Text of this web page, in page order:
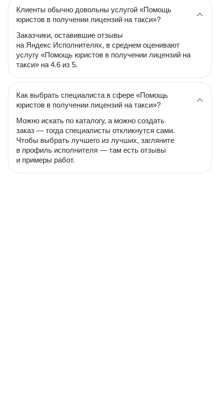
Клиенты обычно довольны услугой «Помощь
юристов в получении лицензий на такси»?
Заказчики, оставившие отзывы
на Яндекс Исполнителях, в среднем оценивают
услугу «Помощь юристов в получении лицензий на
такси» на 4.6 из 5.
Как выбрать специалиста в сфере «Помощь
юристов в получении лицензий на такси»?
Можно искать по каталогу, а можно создать
заказ — тогда специалисты откликнутся сами.
Чтобы выбрать лучшего из лучших, загляните
в профиль исполнителя — там есть отзывы
и примеры работ.